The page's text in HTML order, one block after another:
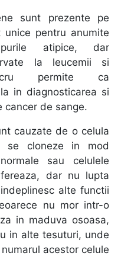
sunt prezente pe
pentru anumite
atipice, dar
la leucemii si
permite ca
in diagnosticarea si
cancer de sange.
cauzate de o celula
se cloneze in mod
sau celulele
dar nu lupta
alte functii
nu mor intr-o
in maduva osoasa,
in alte tesuturi, unde
acestor celule